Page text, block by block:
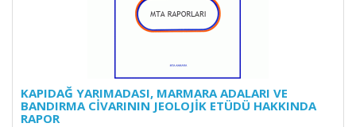
KAPIDAĞ YARIMADASI, MARMARA ADALARI VE
BANDIRMA CİVARININ JEOLOJİK ETÜDÜ HAKKINDA
RAPOR